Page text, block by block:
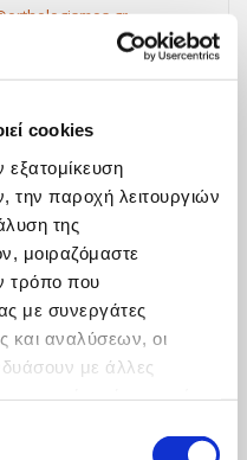
cookies
εξατομίκευση
την παροχή λειτουργιών
της
μοιραζόμαστε
τρόπο που
με συνεργάτες
και αναλύσεων, οι
με άλλες
να χρησιμοποιείτε